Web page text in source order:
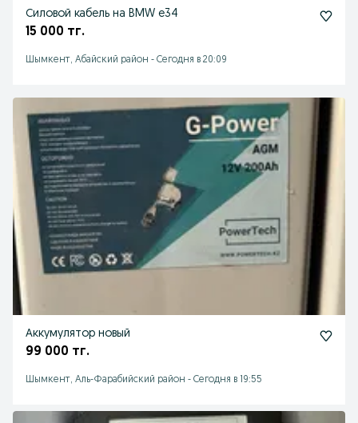
Силовой кабель на BMW e34
15 000 тг.
Шымкент, Абайский район - Сегодня в 20:09
Аккумулятор новый
99 000 тг.
Шымкент, Аль-Фарабийский район - Сегодня в 19:55